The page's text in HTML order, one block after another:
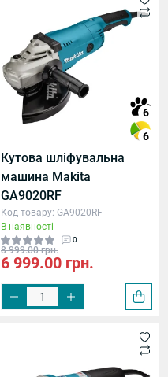
6
6
Кутова шліфувальна
машина Makita
GA9020RF
Код товару: GA9020RF
В наявності
0
8 999.00 грн.
6 999.00 грн.